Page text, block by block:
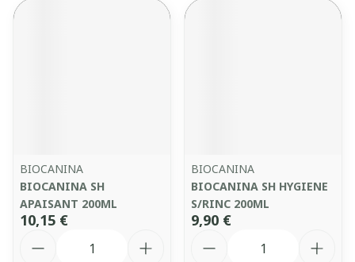
BIOCANINA
BIOCANINA SH
APAISANT 200ML
10,15 €
BIOCANINA
BIOCANINA SH HYGIENE
S/RINC 200ML
9,90 €